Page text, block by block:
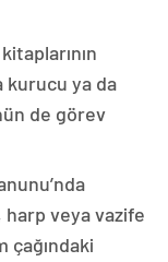
kurucu ya da
de görev
veya vazife
çağındaki